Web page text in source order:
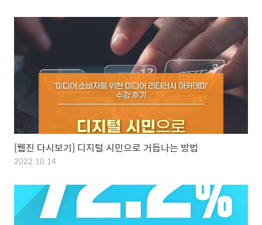
[웹진 다시보기] 디지털 시민으로 거듭나는 방법
2022.10.14